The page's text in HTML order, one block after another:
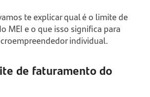
te explicar qual é o limite de
MEI e o que isso significa para
individual.
de faturamento do